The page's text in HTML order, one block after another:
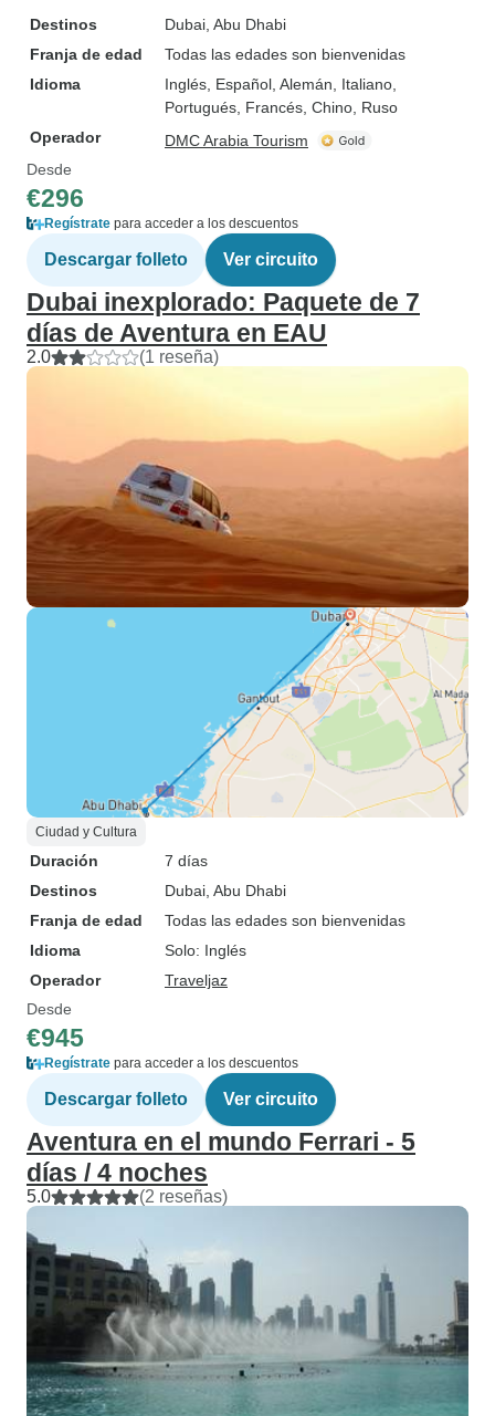
Destinos
Dubai , Abu Dhabi
Franja de edad
Todas las edades son bienvenidas
Idioma
Inglés, Español, Alemán, Italiano,
Portugués, Francés, Chino, Ruso
Operador
DMC Arabia Tourism
Desde
€296
Regístrate para acceder a los descuentos
Descargar folleto Ver circuito
Dubai inexplorado: Paquete de 7
días de Aventura en EAU
2.0 (1 reseña)
Ciudad y Cultura
Duración
7 días
Destinos
Dubai , Abu Dhabi
Franja de edad
Todas las edades son bienvenidas
Idioma
Solo: Inglés
Operador
Traveljaz
Desde
€945
Regístrate para acceder a los descuentos
Descargar folleto Ver circuito
Aventura en el mundo Ferrari - 5
días / 4 noches
5.0 (2 reseñas)